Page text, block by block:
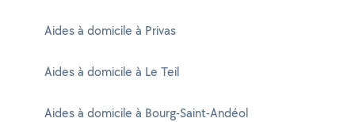
Aides à domicile à Privas
Aides à domicile à Le Teil
Aides à domicile à Bourg-Saint-Andéol